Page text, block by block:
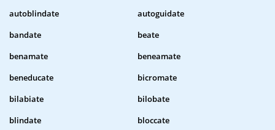
autoblindate
autoguidate
bandate
beate
benamate
beneamate
beneducate
bicromate
bilabiate
bilobate
blindate
bloccate